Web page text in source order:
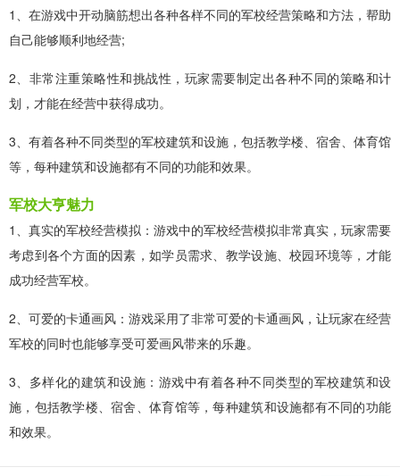
1、在游戏中开动脑筋想出各种各样不同的军校经营策略和方法，帮助
自己能够顺利地经营;
2、非常注重策略性和挑战性，玩家需要制定出各种不同的策略和计
划，才能在经营中获得成功。
3、有着各种不同类型的军校建筑和设施，包括教学楼、宿舍、体育馆
等，每种建筑和设施都有不同的功能和效果。
军校大亨魅力
1、真实的军校经营模拟：游戏中的军校经营模拟非常真实，玩家需要
考虑到各个方面的因素，如学员需求、教学设施、校园环境等，才能
成功经营军校。
2、可爱的卡通画风：游戏采用了非常可爱的卡通画风，让玩家在经营
军校的同时也能够享受可爱画风带来的乐趣。
3、多样化的建筑和设施：游戏中有着各种不同类型的军校建筑和设
施，包括教学楼、宿舍、体育馆等，每种建筑和设施都有不同的功能
和效果。